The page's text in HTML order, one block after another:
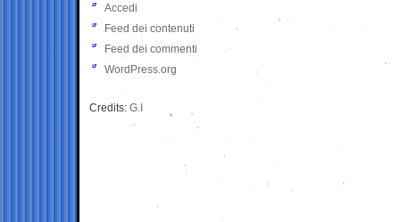
Accedi
Feed dei contenuti
Feed dei commenti
WordPress.org
Credits: G.I